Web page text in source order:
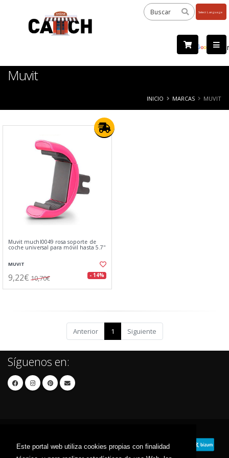
Este portal web utiliza cookies propias con finalidad
by
Muvit
INICIO MARCAS MUVIT
Muvit muchl0049 rosa soporte de
coche universal para móvil hasta 5.7''
MUVIT
9,22€ 10,70€ - 14%
Anterior 1 Siguiente
Síguenos en: